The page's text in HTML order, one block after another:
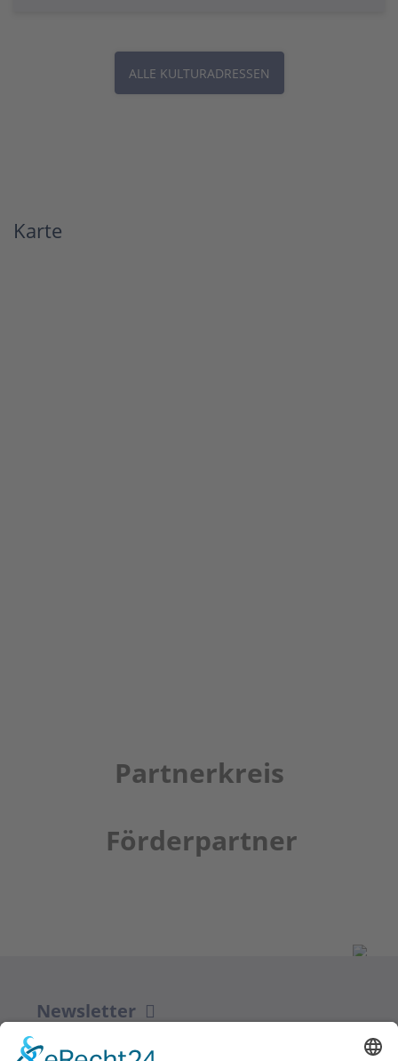
ALLE KULTURADRESSEN
Karte
Partnerkreis
Förderpartner
Newsletter